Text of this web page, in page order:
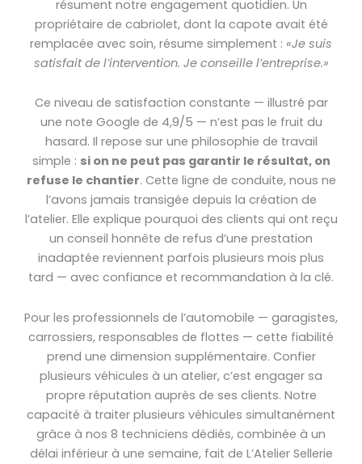
résument notre engagement quotidien. Un
propriétaire de cabriolet, dont la capote avait été
remplacée avec soin, résume simplement : «Je suis
satisfait de l’intervention. Je conseille l’entreprise.»
Ce niveau de satisfaction constante — illustré par
une note Google de 4,9/5 — n’est pas le fruit du
hasard. Il repose sur une philosophie de travail
simple : si on ne peut pas garantir le résultat, on
refuse le chantier. Cette ligne de conduite, nous ne
l’avons jamais transigée depuis la création de
l’atelier. Elle explique pourquoi des clients qui ont reçu
un conseil honnête de refus d’une prestation
inadaptée reviennent parfois plusieurs mois plus
tard — avec confiance et recommandation à la clé.
Pour les professionnels de l’automobile — garagistes,
carrossiers, responsables de flottes — cette fiabilité
prend une dimension supplémentaire. Confier
plusieurs véhicules à un atelier, c’est engager sa
propre réputation auprès de ses clients. Notre
capacité à traiter plusieurs véhicules simultanément
grâce à nos 8 techniciens dédiés, combinée à un
délai inférieur à une semaine, fait de L’Atelier Sellerie